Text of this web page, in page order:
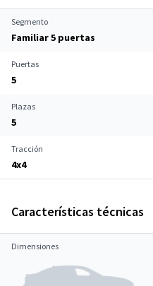
Segmento
Familiar 5 puertas
Puertas
5
Plazas
5
Tracción
4x4
Características técnicas
Dimensiones